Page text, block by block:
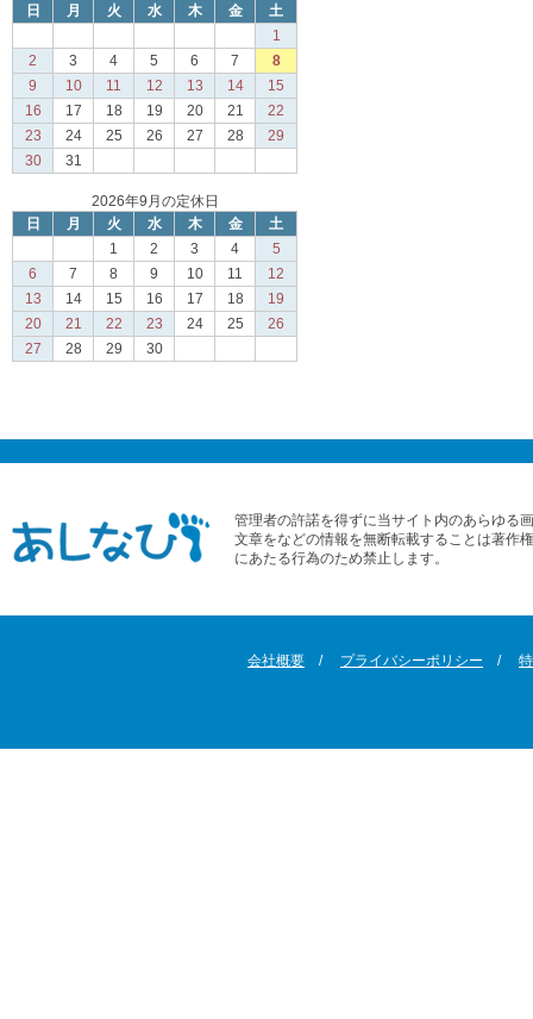
日
月 火 水 木 金
土
1
2
3 4 5 6 7
8
9
10 11 12 13 14
15
16
17 18 19 20 21
22
23
24 25 26 27 28
29
30
31
2026年9月の定休日
日
月 火 水 木 金
土
1
2 3 4
5
6
7 8 9 10 11
12
13
14 15 16 17 18
19
20
21 22 23 24 25
26
27
28 29 30
管理者の許諾を得ずに当サイト内のあらゆる
文章をなどの情報を無断転載することは著作
にあたる行為のため禁止します。
会社概要 プライバシーポリシー